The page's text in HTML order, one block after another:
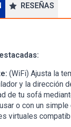
RESEÑAS
(WiFi) Ajusta la
y la dirección
de tu sofá
o con un
virtuales